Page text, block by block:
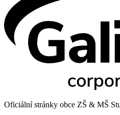
Oficiální stránky obce ZŠ & MŠ